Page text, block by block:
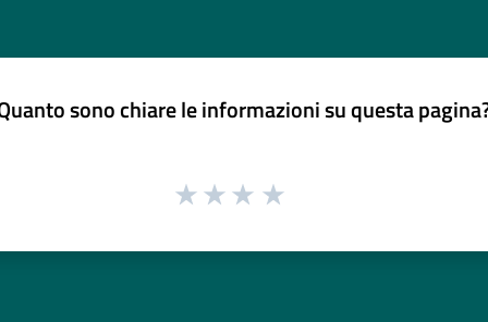
sono chiare le informazioni su questa